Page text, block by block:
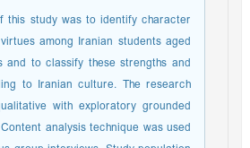
this study was to identify character
among Iranian students aged
and to classify these strengths and
to Iranian culture. The research
with exploratory grounded
analysis technique was used